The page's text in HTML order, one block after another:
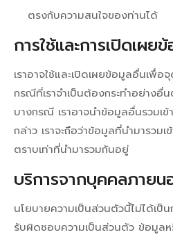
ตรงกับความสนใจของท่านได้
การใช้และการเปิดเผย
เราอาจใช้และเปิดเผยข้อมูลอื่นเพื่
กรณีที่เราจำเป็นต้องกระทำอย่างอื่
บางกรณี เราอาจนำข้อมูลอื่นรวม
กล่าว เราจะถือว่าข้อมูลที่นำมารวม
ตราบเท่าที่นำมารวมกันอยู่
บริการจากบุคคลภายน
นโยบายความเป็นส่วนตัวนี้ไม่ได้เป็น
รับผิดชอบความเป็นส่วนตัว ข้อมูล